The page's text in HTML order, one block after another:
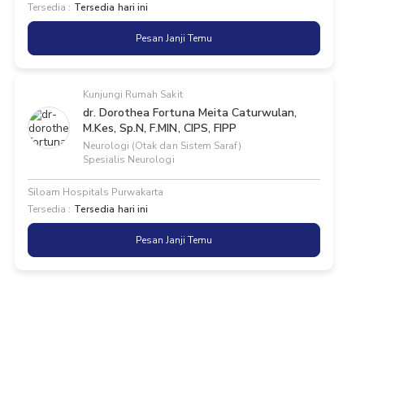
Tersedia : Tersedia hari ini
Pesan Janji Temu
Kunjungi Rumah Sakit
dr. Dorothea Fortuna Meita Caturwulan,
M.Kes, Sp.N, F.MIN, CIPS, FIPP
Neurologi (Otak dan Sistem Saraf)
Spesialis Neurologi
Siloam Hospitals Purwakarta
Tersedia : Tersedia hari ini
Pesan Janji Temu